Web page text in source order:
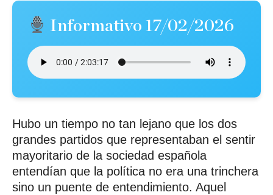
Informativo 17/02/2026
Hubo un tiempo no tan lejano que los dos
grandes partidos que representaban el sentir
mayoritario de la sociedad española
entendían que la política no era una trinchera
sino un puente de entendimiento. Aquel